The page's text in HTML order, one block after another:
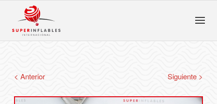
< Anterior Siguiente >